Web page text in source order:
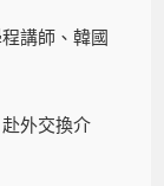
講師、韓國
外交換介